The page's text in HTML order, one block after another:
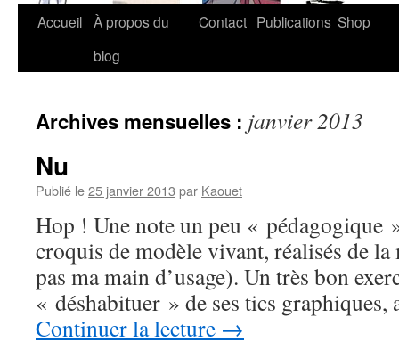
Aller
Accueil À propos du
blog
Contact Publications Shop
Archives mensuelles : janvier 2013
Nu
Publié le25 janvier 2013 par Kaouet
Hop ! Une note un peu « pédagogique
croquis de modèle vivant, réalisés de la
pas ma main d’usage). Un très bon
« déshabituer » de ses tics
Continuer la lecture →